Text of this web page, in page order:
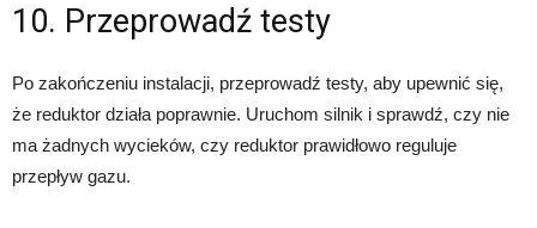
10. Przeprowadź testy
Po zakończeniu instalacji, przeprowadź testy, aby upewnić się,
że reduktor działa poprawnie. Uruchom silnik i sprawdź, czy nie
ma żadnych wycieków, czy reduktor prawidłowo reguluje
przepływ gazu.